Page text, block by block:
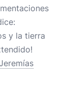
y la tierra